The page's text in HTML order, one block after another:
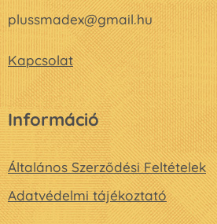
plussmadex@gmail.hu
Kapcsolat
Információ
Általános Szerződési Feltételek
Adatvédelmi tájékoztató